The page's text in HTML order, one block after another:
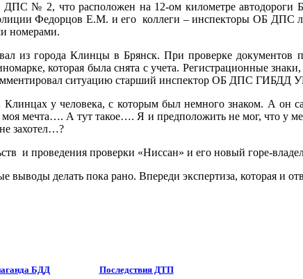
ДПС № 2, что расположен на 12-ом километре
Федорцов Е.М. и его коллеги – инспекторы ОБ
номерами.
из города Клинцы в Брянск. При проверке документов
которая была снята с учета. Регистрационные
ситуацию старший инспектор ОБ ДПС
у человека, с которым был немного знаком. А он
моя мечта…. А тут такое…. Я и предположить не мог, что у
захотел…?
и проведения проверки «Ниссан» и его новый горе-
выводы делать пока рано. Впереди экспертиза, которая и
БДД Последствия ДТП